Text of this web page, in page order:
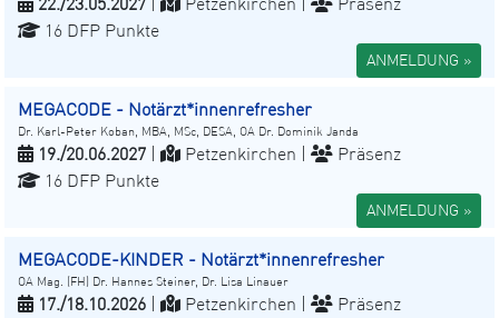
16 DFP Punkte
ANMELDUNG »
MEGACODE - Notärzt*innenrefresher
Dr. Karl-Peter Koban, MBA, MSc, DESA, OA Dr. Dominik Janda
19./20.06.2027 Petzenkirchen |
Präsenz
16 DFP Punkte
ANMELDUNG »
MEGACODE-KINDER - Notärzt*innenrefresher
OA Mag. (FH) Dr. Hannes Steiner, Dr. Lisa Linauer
17./18.10.2026 Petzenkirchen |
Präsenz